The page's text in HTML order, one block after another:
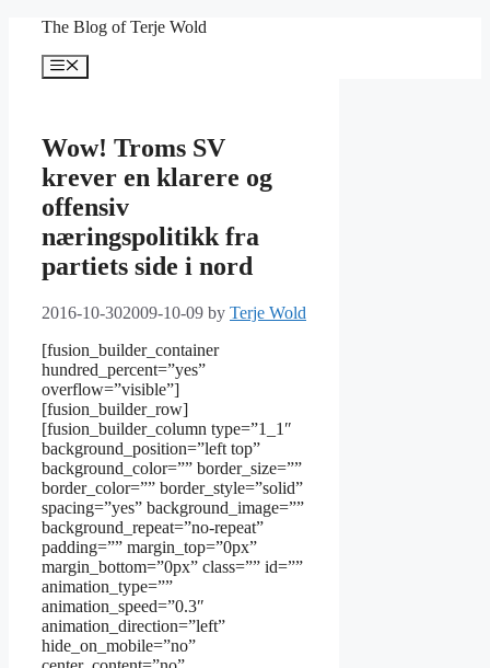
content
The Blog of Terje Wold
Menu
Wow! Troms SV
krever en klarere og
offensiv
næringspolitikk fra
partiets side i nord
2016-10-302009-10-09 by Terje Wold
[fusion_builder_container
hundred_percent=”yes”
overflow=”visible”]
[fusion_builder_row]
[fusion_builder_column type=”1_1″
background_position=”left top”
background_color=”” border_size=””
border_color=”” border_style=”solid”
spacing=”yes” background_image=””
background_repeat=”no-repeat”
padding=”” margin_top=”0px”
margin_bottom=”0px” class=”” id=””
animation_type=””
animation_speed=”0.3″
animation_direction=”left”
hide_on_mobile=”no”